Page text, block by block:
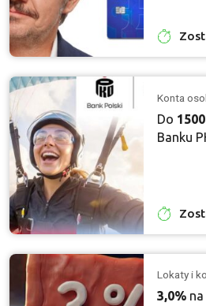
Konta
Do
Banku
Lokaty i
3,0%